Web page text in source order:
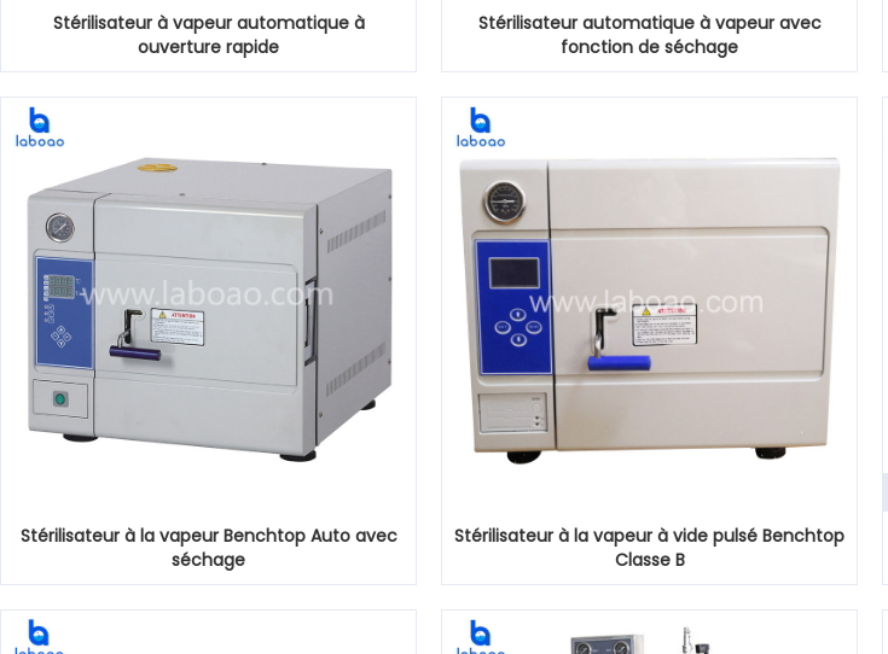
Stérilisateur à vapeur automatique à
ouverture rapide
Stérilisateur automatique à vapeur avec
fonction de séchage
Stérilisateur à la vapeur Benchtop Auto avec
séchage
Stérilisateur à la vapeur à vide pulsé Benchtop
Classe B